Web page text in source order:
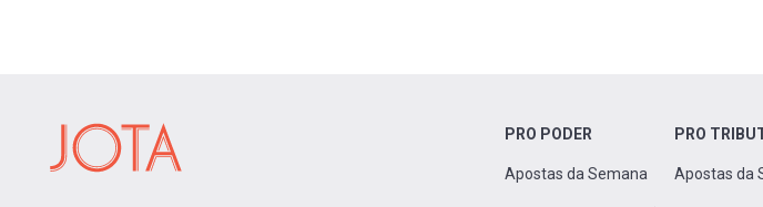
PRO PODER
Apostas da Semana
PRO
Apostas da